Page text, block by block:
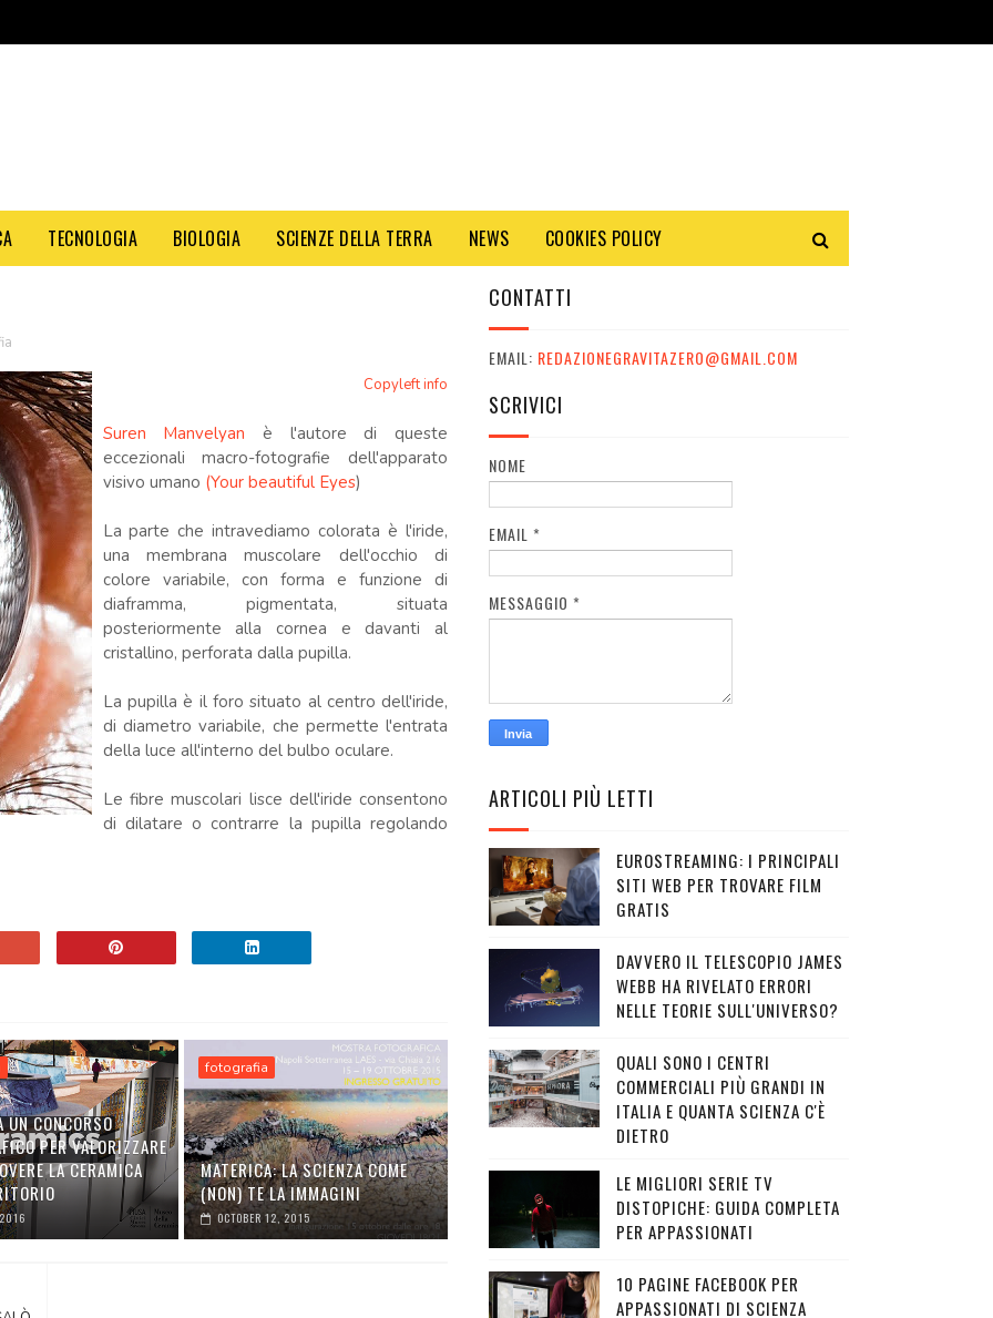
TECNOLOGIA BIOLOGIA SCIENZE DELLA TERRA NEWS COOKIES POLICY
Copyleft info
Suren Manvelyan è l'autore di queste
eccezionali macro-fotografie dell'apparato
visivo umano (Your beautiful Eyes)
La parte che intravediamo colorata è l'iride,
una membrana muscolare dell'occhio di
colore variabile, con forma e funzione di
diaframma, pigmentata, situata
posteriormente alla cornea e davanti al
cristallino, perforata dalla pupilla.
La pupilla è il foro situato al centro dell'iride,
di diametro variabile, che permette l'entrata
della luce all'interno del bulbo oculare.
Le fibre muscolari lisce dell'iride consentono
di dilatare o contrarre la pupilla regolando
UN CONCORSO
PER VALORIZZARE
LA CERAMICA
fotografia
MATERICA: LA SCIENZA COME
(NON) TE LA IMMAGINI
OCTOBER 12, 2015
CONTATTI
EMAIL: REDAZIONEGRAVITAZERO@GMAIL.COM
SCRIVICI
NOME
EMAIL *
MESSAGGIO *
ARTICOLI PIÙ LETTI
EUROSTREAMING: I PRINCIPALI
SITI WEB PER TROVARE FILM
GRATIS
DAVVERO IL TELESCOPIO JAMES
WEBB HA RIVELATO ERRORI
NELLE TEORIE SULL'UNIVERSO?
QUALI SONO I CENTRI
COMMERCIALI PIÙ GRANDI IN
ITALIA E QUANTA SCIENZA C'È
DIETRO
LE MIGLIORI SERIE TV
DISTOPICHE: GUIDA COMPLETA
PER APPASSIONATI
10 PAGINE FACEBOOK PER
APPASSIONATI DI SCIENZA